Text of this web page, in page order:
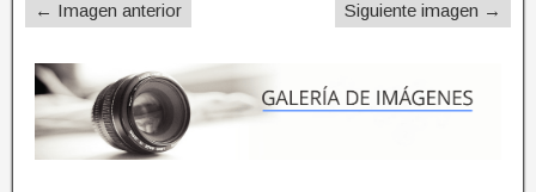
← Imagen anterior Siguiente imagen →